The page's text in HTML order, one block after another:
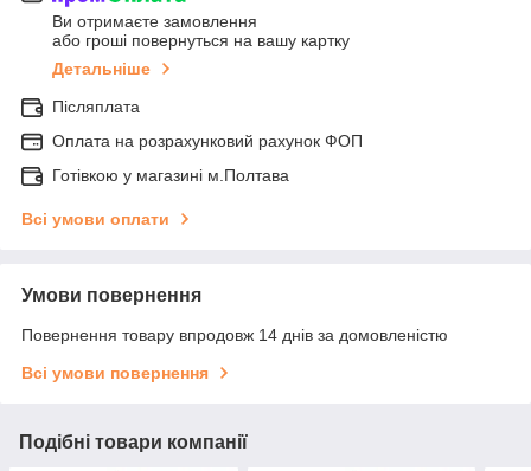
Ви отримаєте замовлення
або гроші повернуться на вашу картку
Детальніше
Післяплата
Оплата на розрахунковий рахунок ФОП
Готівкою у магазині м.Полтава
Всі умови оплати
Умови повернення
Повернення товару впродовж 14 днів за домовленістю
Всі умови повернення
Подібні товари компанії